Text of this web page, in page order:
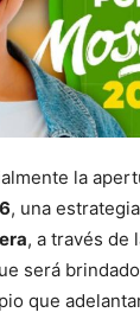
la
, una
, a través de
será
que